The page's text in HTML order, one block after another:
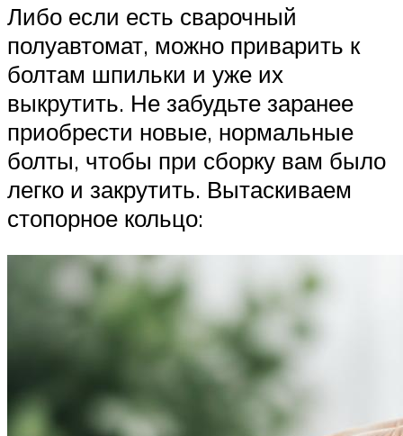
Либо если есть сварочный
полуавтомат, можно приварить к
болтам шпильки и уже их
выкрутить. Не забудьте заранее
приобрести новые, нормальные
болты, чтобы при сборку вам было
легко и закрутить. Вытаскиваем
стопорное кольцо: